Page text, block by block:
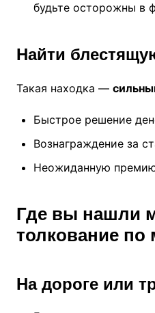
будьте осторожны в
Найти
Такая находка —
Быстрое решение
Вознаграждение за
Неожиданную
Где вы нашли
толкование по
На дороге или